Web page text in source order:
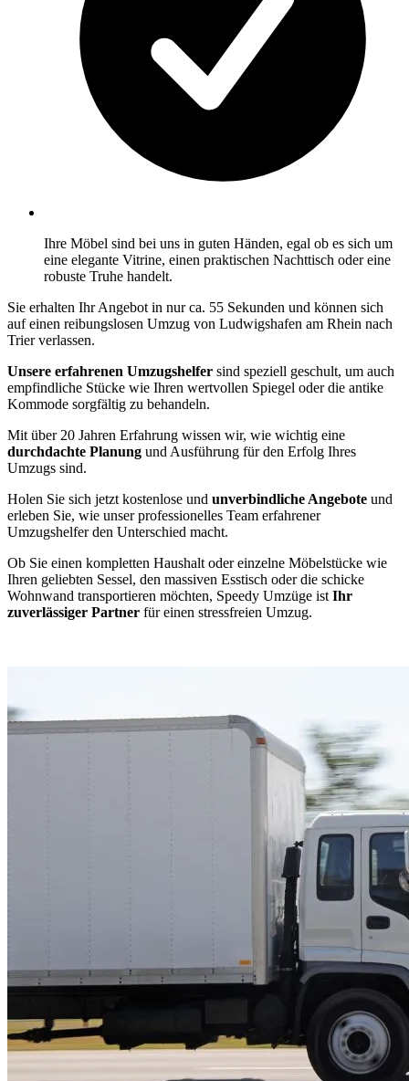
Ihre Möbel sind bei uns in guten Händen, egal ob es sich um
eine elegante Vitrine, einen praktischen Nachttisch oder eine
robuste Truhe handelt.
Sie erhalten Ihr Angebot in nur ca. 55 Sekunden und können sich
auf einen reibungslosen Umzug von Ludwigshafen am Rhein nach
Trier verlassen.
Unsere erfahrenen Umzugshelfer sind speziell geschult, um auch
empfindliche Stücke wie Ihren wertvollen Spiegel oder die antike
Kommode sorgfältig zu behandeln.
Mit über 20 Jahren Erfahrung wissen wir, wie wichtig eine
durchdachte Planung und Ausführung für den Erfolg Ihres
Umzugs sind.
Holen Sie sich jetzt kostenlose und unverbindliche Angebote und
erleben Sie, wie unser professionelles Team erfahrener
Umzugshelfer den Unterschied macht.
Ob Sie einen kompletten Haushalt oder einzelne Möbelstücke wie
Ihren geliebten Sessel, den massiven Esstisch oder die schicke
Wohnwand transportieren möchten, Speedy Umzüge ist Ihr
zuverlässiger Partner für einen stressfreien Umzug.